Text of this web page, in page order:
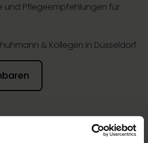
und Pflegeempfehlungen für
& Kollegen in Düsseldorf